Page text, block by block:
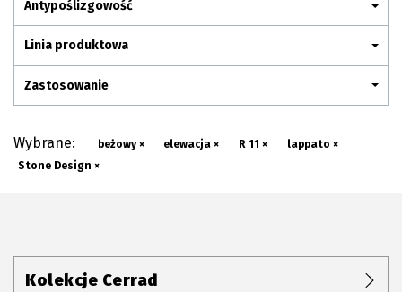
Antypoślizgowość
Linia produktowa
Zastosowanie
Wybrane: beżowy × elewacja × R 11 ×
lappato ×
Stone Design ×
Kolekcje Cerrad